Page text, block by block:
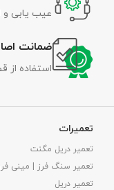
عیب یابی و
ضمانت
استفاده از
تعمیرات
تعمیر دریل مگنت
تعمیر سنگ فرز | مینی
تعمیر دریل